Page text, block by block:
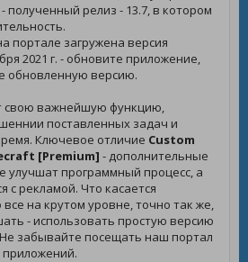
полученный релиз - 13.7, в котором
портале загружена версия
2021 г. - обновите приложение,
обновленную версию.
свою важнейшую функцию,
поставленных задач и
Ключевое отличие Custom
[Premium] - дополнительные
улучшат программный процесс, а
с рекламой. Что касается
все на крутом уровне, точно так же,
- использовать простую версию
забывайте посещать наш портал
приложений.